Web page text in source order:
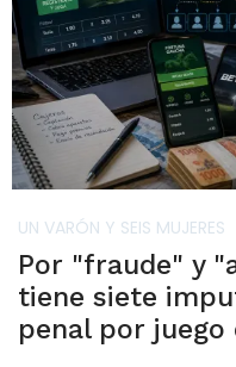
UN VARÓN Y SEIS MUJERES
Por "fraude" y
tiene siete
penal por